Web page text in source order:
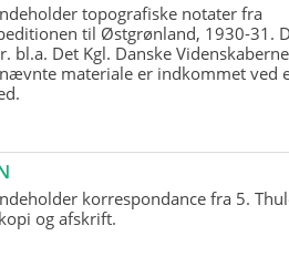
topografiske notater fra
til Østgrønland, 1930-31.
bl.a. Det Kgl. Danske
materiale er indkommet ved
korrespondance fra 5.
og afskrift.